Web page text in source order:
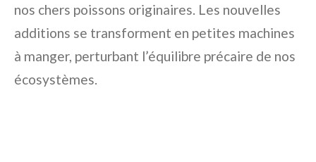
nos chers poissons originaires. Les nouvelles
additions se transforment en petites machines
à manger, perturbant l’équilibre précaire de nos
écosystèmes.